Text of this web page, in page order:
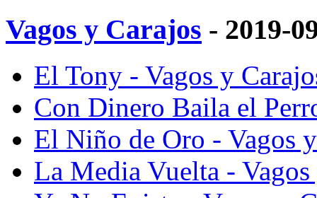
Vagos y Carajos - 2019-
El Tony - Vagos y
Con Dinero Baila el
El Niño de Oro - Vagos
La Media Vuelta -